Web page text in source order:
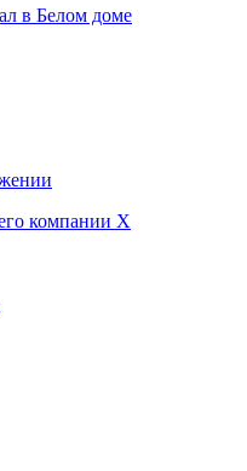
в Белом доме
компании X